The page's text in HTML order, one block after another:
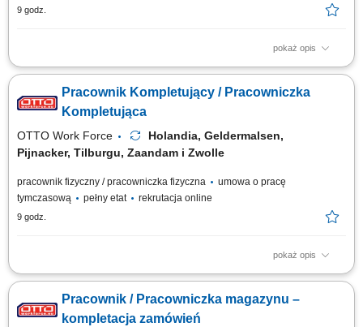
9 godz.
pokaż opis
Twoje codzienne zadania Przygotowujesz zamówienia hurtowe dla
skanera ręcznego lub systemu voice pickingu; Podnosić i przenosić
paczki o różnej wadze; Zabezpieczać palety i przygotowywać je do
Pracownik Kompletujący / Pracowniczka
Kompletująca
OTTO Work Force
Holandia, Geldermalsen,
Pijnacker, Tilburgu, Zaandam i Zwolle
pracownik fizyczny / pracowniczka fizyczna
umowa o pracę
tymczasową
pełny etat rekrutacja online
9 godz.
pokaż opis
Opis stanowiska: Realizacja zamówień dla klientów poprzez kompletację
wspierających kompletację. Transport produktów przy wykorzystaniu
wózków magazynowych. Przygotowywanie przesyłek i palet do wysyłki.
Pracownik / Pracowniczka magazynu –
kompletacja zamówień